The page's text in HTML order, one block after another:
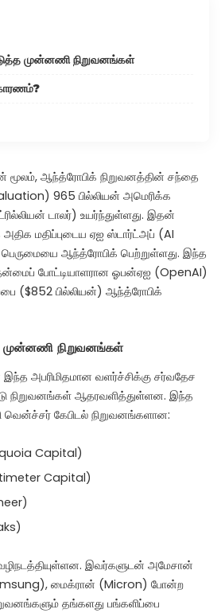
முன்னணி நிறுவனங்கள்
மூலம், ஆந்த்ரோபிக் நிறுவனத்தின் சந்தை
965 பில்லியன் அமெரிக்க
டாலர்) உயர்ந்துள்ளது. இதன்
மதிப்புடைய ஏஐ ஸ்டார்ட்அப் (AI
ஆந்த்ரோபிக் பெற்றுள்ளது. இந்த
போட்டியாளரான ஓபன்ஏஐ (OpenAI)
($852 பில்லியன்) ஆந்த்ரோபிக்
முன்னணி நிறுவனங்கள்
அபரிமிதமான வளர்ச்சிக்கு சர்வதேச
நிறுவனங்கள் ஆதரவளித்துள்ளன. இந்த
வென்ச்சர் கேபிடல் நிறுவனங்களான:
Capital)
Capital)
இவர்களுடன் அமேசான்
மைக்ரான் (Micron) போன்ற
தங்களது பங்களிப்பை